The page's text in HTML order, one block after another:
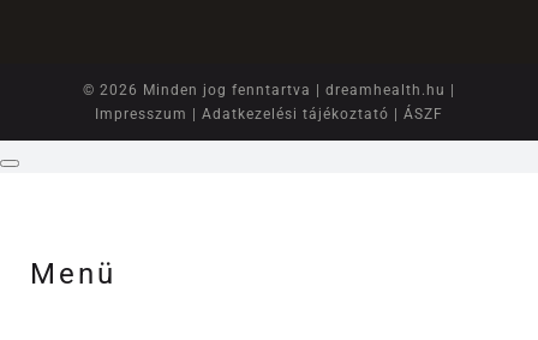
© 2026 Minden jog fenntartva | dreamhealth.hu
Impresszum
Adatkezelési tájékoztató ÁSZF
Menü